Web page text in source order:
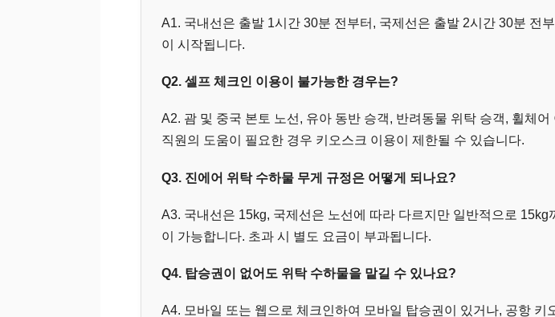
A1. 국내선은 출발 1시간 30분 전부터, 국제선은 출발 2시간 30분 전
이 시작됩니다.
Q2. 셀프 체크인 이용이 불가능한 경우는?
A2. 괌 및 중국 본토 노선, 유아 동반 승객, 반려동물 위탁 승객, 휠체어
직원의 도움이 필요한 경우 키오스크 이용이 제한될 수 있습니다.
Q3. 진에어 위탁 수하물 무게 규정은 어떻게 되나요?
A3. 국내선은 15kg, 국제선은 노선에 따라 다르지만 일반적으로 15kg
이 가능합니다. 초과 시 별도 요금이 부과됩니다.
Q4. 탑승권이 없어도 위탁 수하물을 맡길 수 있나요?
A4. 모바일 또는 웹으로 체크인하여 모바일 탑승권이 있거나, 공항 키